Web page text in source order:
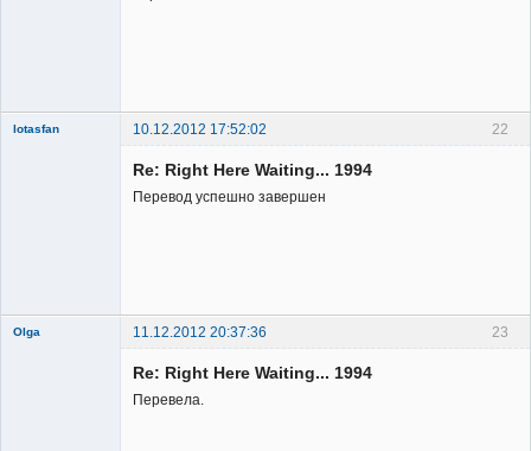
22
lotasfan
10.12.2012 17:52:02
Re: Right Here Waiting... 1994
Перевод успешно завершен
23
Olga 11.12.2012 20:37:36
Re: Right Here Waiting... 1994
Перевела.